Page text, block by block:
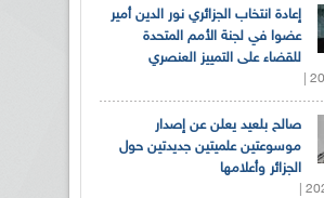
إعادة انتخاب الجزائري نور الدين أمير
عضوا في لجنة الأمم المتحدة
للقضاء على التمييز العنصري
صالح بلعيد يعلن عن إصدار
موسوعتين علميتين جديدتين حول
الجزائر وأعلامها